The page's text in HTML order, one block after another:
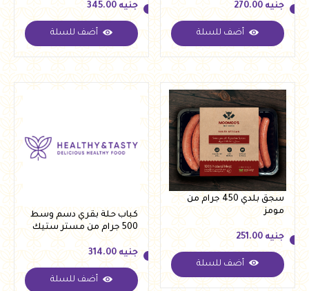
جنيه 270.00
جنيه 270.00
أضف للسلة
جنيه 345.00
جنيه 345.00
أضف للسلة
سجق بلدي 450 جرام من
مومز
جنيه
جنيه 251.00
أضف للسلة
كباب حلة بقري دسم وسط
500 جرام من مستر ستيك
جنيه 314.00
جنيه 314.00
أضف للسلة